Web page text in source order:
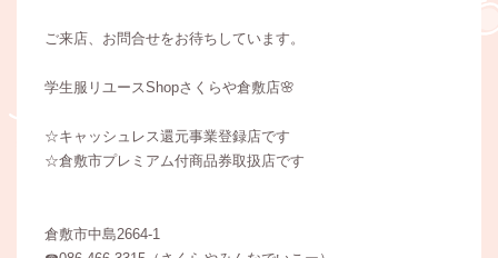
ご来店、お問合せをお待ちしています。
学生服リユースShopさくらや倉敷店🌸
☆キャッシュレス還元事業登録店です
☆倉敷市プレミアム付商品券取扱店です
倉敷市中島2664-1